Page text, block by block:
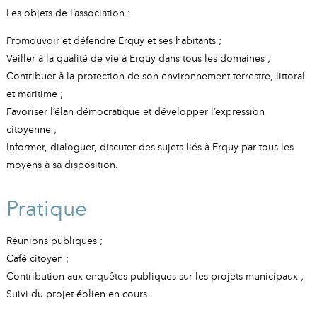
LA
M
RIE
Les objets de l’association :
Promouvoir et défendre Erquy et ses habitants ;
Veiller à la qualité de vie à Erquy dans tous les domaines ;
Contribuer à la protection de son environnement terrestre, littoral
et maritime ;
Favoriser l’élan démocratique et développer l’expression
citoyenne ;
Informer, dialoguer, discuter des sujets liés à Erquy par tous les
moyens à sa disposition.
Pratique
Réunions publiques ;
Café citoyen ;
Contribution aux enquêtes publiques sur les projets municipaux ;
Suivi du projet éolien en cours.